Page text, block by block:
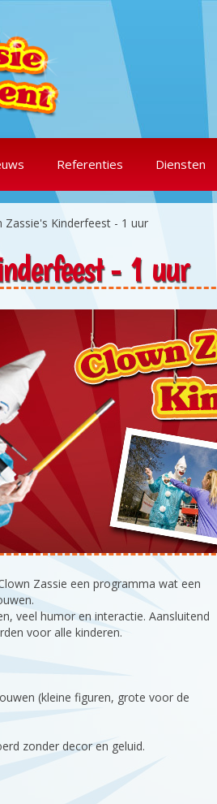
Referenties Diensten
Zassie's Kinderfeest - 1 uur
- 1 uur
Zassie een programma wat een
veel humor en interactie. Aansluitend
voor alle kinderen.
(kleine figuren, grote voor de
zonder decor en geluid.